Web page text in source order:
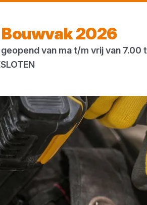
2026
van ma t/m vrij van 7.00